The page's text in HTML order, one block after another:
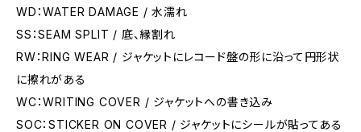
WD：WATER DAMAGE / 水濡れ
SS：SEAM SPLIT / 底、縁割れ
RW：RING WEAR / ジャケットにレコード盤の形に沿って円形状
に擦れがある
WC：WRITING COVER / ジャケットへの書き込み
SOC：STICKER ON COVER / ジャケットにシールが貼ってある